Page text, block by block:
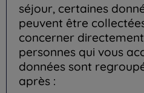
séjour, certaines
peuvent être
concerner
personnes qui vous
données sont
après :